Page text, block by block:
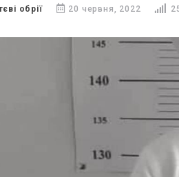
обрії 20 червня, 2022